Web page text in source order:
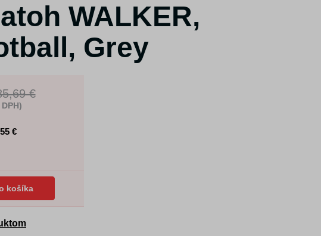
WALKER,
Grey
€
€
košíka